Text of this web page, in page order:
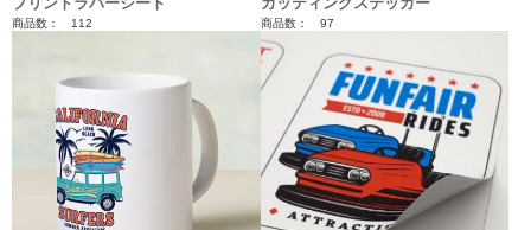
商品数： 112 商品数： 97